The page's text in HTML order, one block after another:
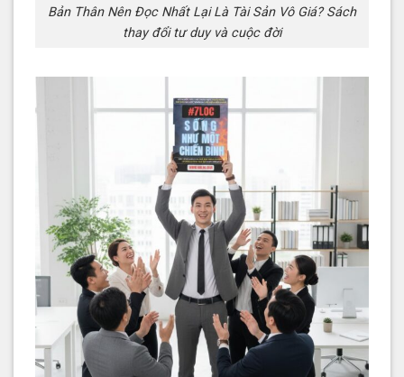
Bản Thân Nên Đọc Nhất Lại Là Tài Sản Vô Giá? Sách
thay đổi tư duy và cuộc đời